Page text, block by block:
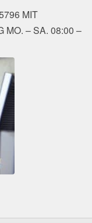
MIT
MO. – SA. 08:00 –